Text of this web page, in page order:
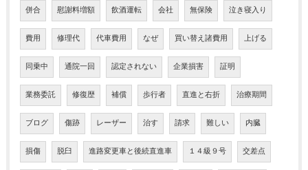
併合 慰謝料増額 飲酒運転 会社 無保険 泣き寝入り
費用 修理代 代車費用 なぜ 買い替え諸費用 上げる
同乗中 通院一回 認定されない 企業損害 証明
業務委託 修復歴 補償 歩行者 直進と右折 治療期間
ブログ 傷跡 レーザー 治す 請求 難しい 内臓
損傷 脱臼 進路変更車と後続直進車 １４級９号 交差点